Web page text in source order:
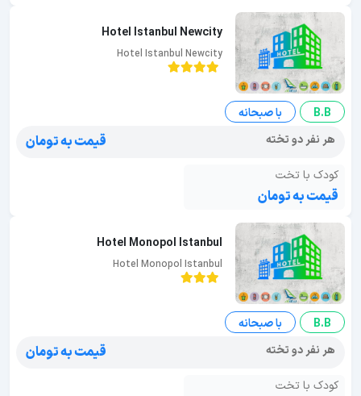
Hotel Istanbul Newcity
Hotel Istanbul Newcity
B.B
با صبحانه
هر نفر دو تخته
قیمت به تومان
کودک با تخت
قیمت به تومان
Hotel Monopol Istanbul
Hotel Monopol Istanbul
B.B
با صبحانه
هر نفر دو تخته
قیمت به تومان
کودک با تخت